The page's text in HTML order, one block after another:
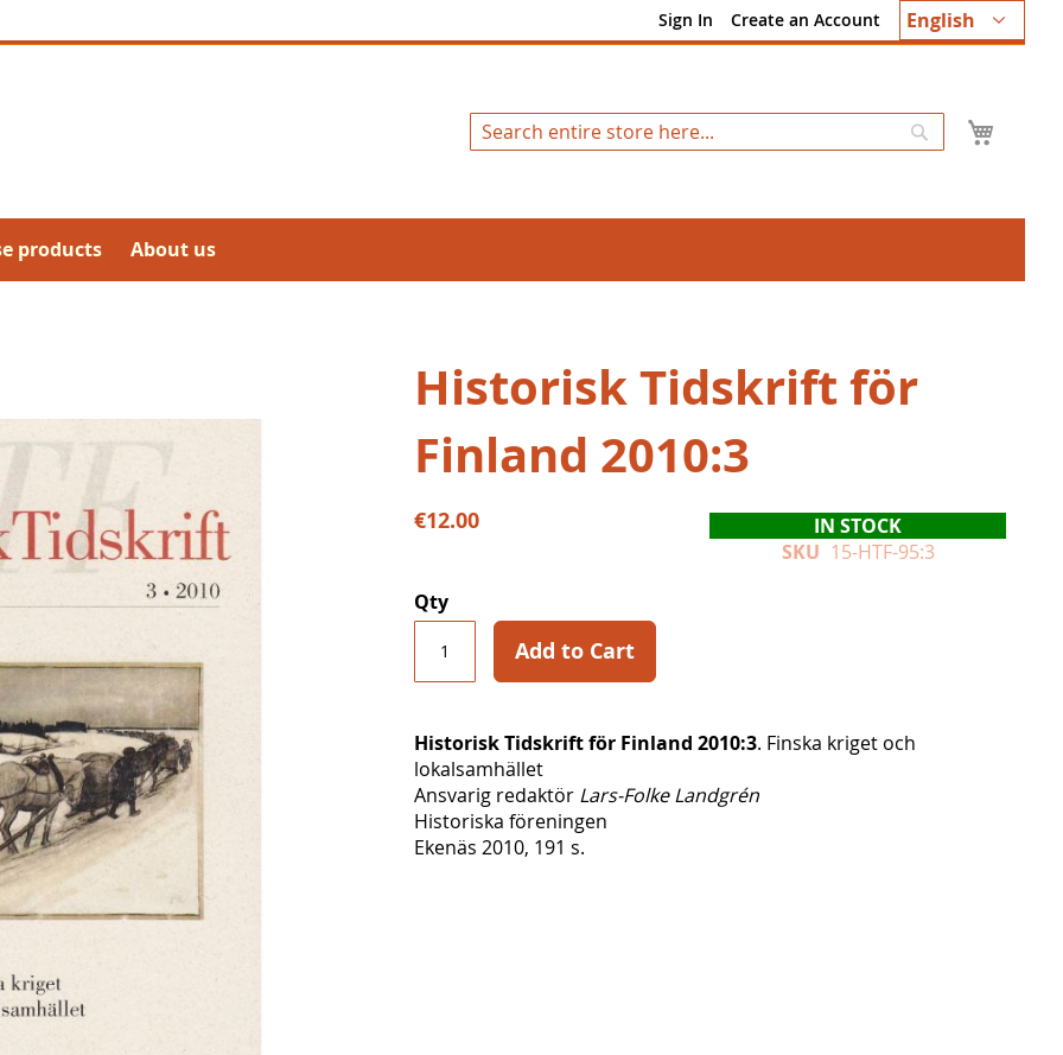
Language
English
Sign In Create an Account
Search
products About us
Historisk Tidskrift för
Finland 2010:3
€12.00
IN STOCK
SKU 15-HTF-95:3
Qty
Add to Cart
Historisk Tidskrift för Finland 2010:3. Finska kriget och
lokalsamhället
Ansvarig redaktör Lars-Folke Landgrén
Historiska föreningen
Ekenäs 2010, 191 s.